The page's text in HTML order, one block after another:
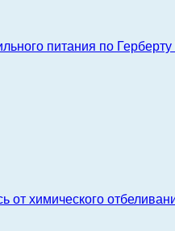
питания по
от химического